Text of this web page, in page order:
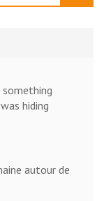
hiding
autour de